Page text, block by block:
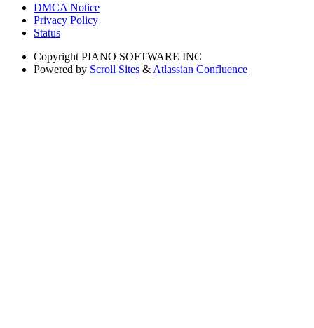
DMCA Notice
Privacy Policy
Status
Copyright PIANO SOFTWARE INC
Powered by Scroll Sites & Atlassian Confluence